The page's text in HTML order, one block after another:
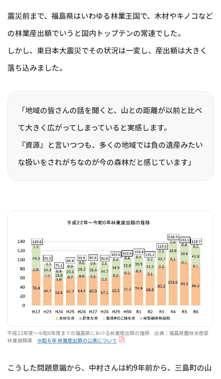
震災前まで、福島県はいわゆる林業王国で、木材やキノコなど
の林業産出額でいうと国内トップテンの常連でした。
しかし、東日本大震災でその状況は一変し、産出額は大きく
落ち込みました。
「地域の皆さんの話を聞くと、山との距離が以前と比べ
て大きく広がってしまっていると実感します。
『資源』と言いつつも、多くの地域では負の遺産みたい
な扱いをされがちなのが今の森林だと感じています」
平成22年度～令和6年度までの福島県における林業産出額の推移 出典：福島県農林水産部
林業振興課 令和６年 林業産出額の公表について
こうした問題意識から、中村さんは約9年前から、三島町の山